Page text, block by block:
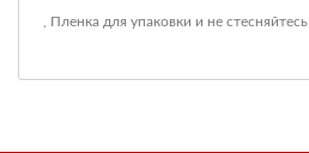
Пленка для упаковки и не стесняйтесь